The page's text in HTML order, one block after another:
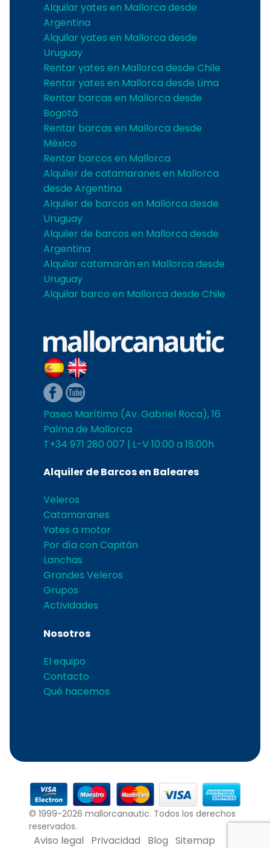
Alquilar yates en Mallorca desde
Argentina
Alquilar yates en Mallorca desde
Uruguay
Rentar yates en Mallorca desde Chile
Rentar yates en Mallorca desde Lima
Rentar barcas en Mallorca desde
Bogotá
Rentar barcas en Mallorca desde
México
Rentar barcos en Mallorca
Alquiler de catamaranes en Mallorca
desde Argentina
Alquiler de barcos en Mallorca desde
Uruguay
Alquiler de barcos en Mallorca desde
Argentina
Alquilar catamarán en Mallorca desde
Uruguay
Alquilar barco en Mallorca desde Chile
Paseo Marítimo (Av. Gabriel Roca), 16
Palma de Mallorca
T+34 971 280 007 | L-V 10:00 a 18:00h
Alquiler de Barcos en Baleares
Veleros
Catamaranes
Yates a motor
Por día con Capitán
Lanchas
Grandes Veleros
Grupos
Actividades
Nosotros
El equipo
Contacto
Qué hacemos
© 1999-2026 mallorcanautic. Todos los derechos
reservados.
Aviso legal Privacidad Blog Sitemap